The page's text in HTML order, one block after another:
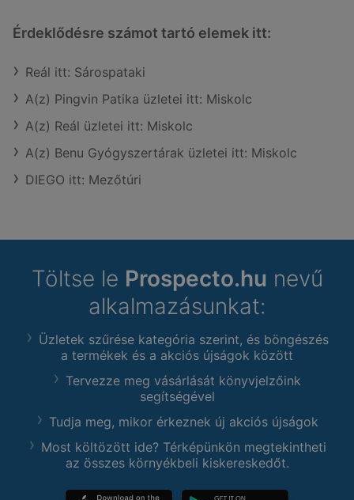
Érdeklődésre számot tartó elemek itt:
Reál itt: Sárospataki
A(z) Pingvin Patika üzletei itt: Miskolc
A(z) Reál üzletei itt: Miskolc
A(z) Benu Gyógyszertárak üzletei itt: Miskolc
DIEGO itt: Mezőtúri
Töltse le Prospecto.hu nevű
alkalmazásunkat:
Üzletek szűrése kategória szerint, és böngészés
a termékek és a akciós újságok között
Tervezze meg vásárlását könyvjelzőink
segítségével
Tudja meg, mikor érkeznek új akciós újságok
Most költözött ide? Térképünkön megtekintheti
az összes környékbeli kiskereskedőt.